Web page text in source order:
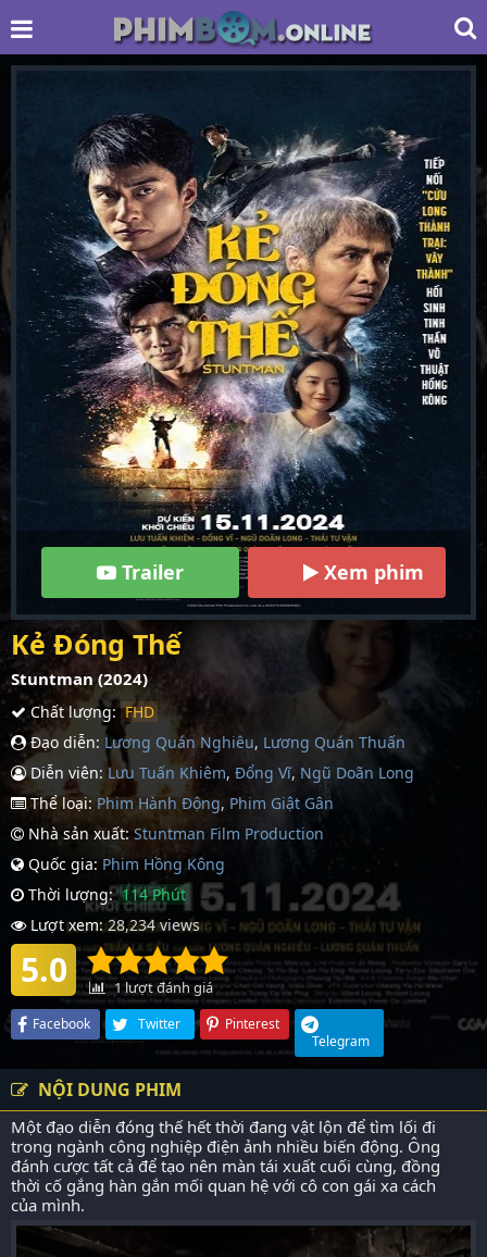
Trailer Xem phim
Kẻ Đóng Thế
Stuntman (2024)
Chất lượng: FHD
Đạo diễn: Lương Quán Nghiêu, Lương Quán Thuấn
Diễn viên: Lưu Tuấn Khiêm, Đổng Vĩ, Ngũ Doãn Long
Thể loại: Phim Hành Động, Phim Giật Gân
Nhà sản xuất: Stuntman Film Production
Quốc gia: Phim Hồng Kông
Thời lượng: 114 Phút
Lượt xem: 28,234 views
5.0 1lượt đánh giá
Facebook Twitter
Pinterest
Telegram
NỘI DUNG PHIM
Một đạo diễn đóng thế hết thời đang vật lộn để tìm lối đi
trong ngành công nghiệp điện ảnh nhiều biến động. Ông
đánh cược tất cả để tạo nên màn tái xuất cuối cùng, đồng
thời cố gắng hàn gắn mối quan hệ với cô con gái xa cách
của mình.